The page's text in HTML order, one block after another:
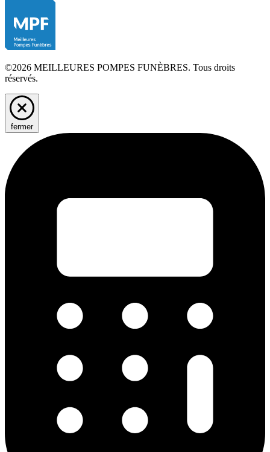
©2026 MEILLEURES POMPES FUNÈBRES. Tous droits
réservés.
fermer